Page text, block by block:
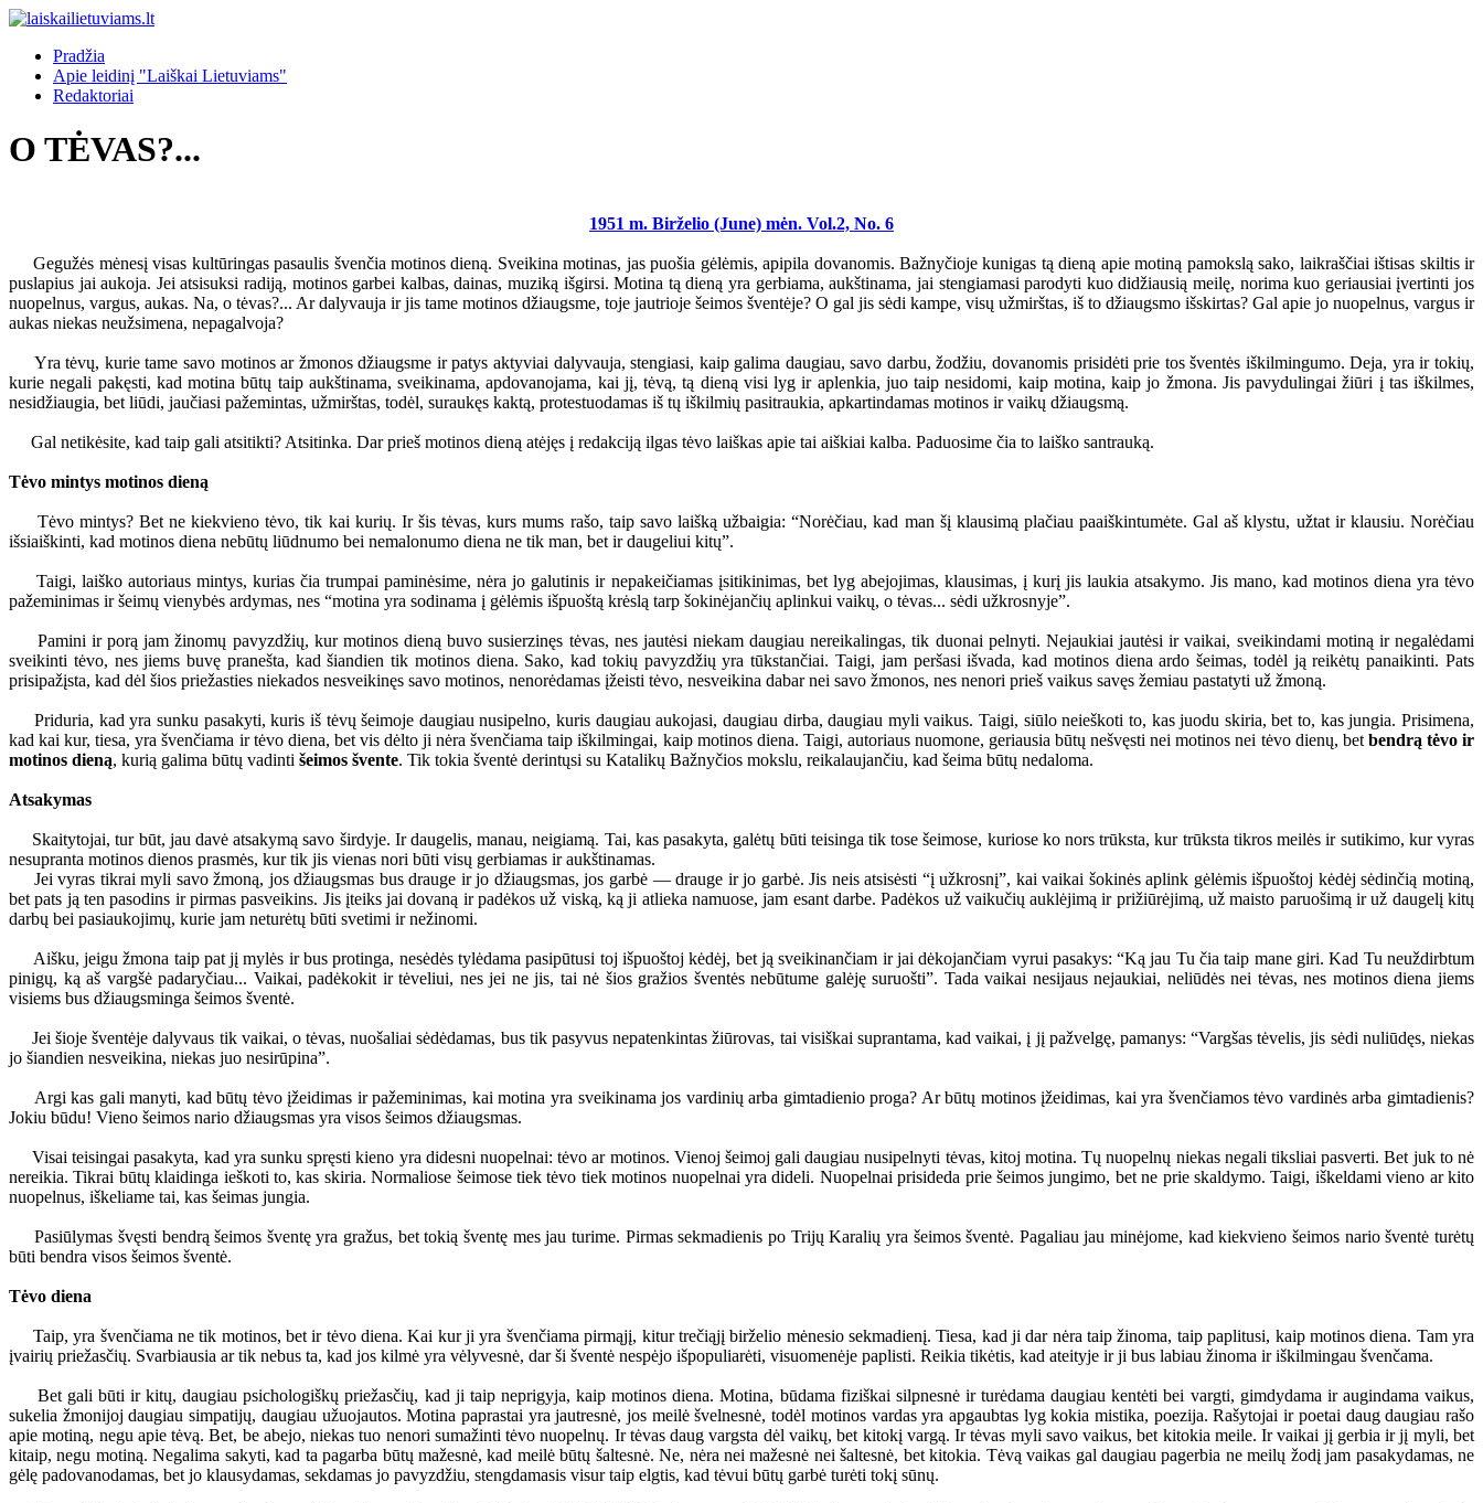
Pradžia
Apie leidinį "Laiškai Lietuviams"
Redaktoriai
O TĖVAS?...
1951 m. Birželio (June) mėn. Vol.2, No. 6
Gegužės mėnesį visas kultūringas pasaulis švenčia motinos dieną. Sveikina motinas, jas puošia gėlėmis, apipila dovanomis. Bažnyčioje kunigas tą dieną apie motiną pamokslą sako, laikraščiai ištisas skiltis ir
puslapius jai aukoja. Jei atsisuksi radiją, motinos garbei kalbas, dainas, muziką išgirsi. Motina tą dieną yra gerbiama, aukštinama, jai stengiamasi parodyti kuo didžiausią meilę, norima kuo geriausiai įvertinti jos
nuopelnus, vargus, aukas. Na, o tėvas?... Ar dalyvauja ir jis tame motinos džiaugsme, toje jautrioje šeimos šventėje? O gal jis sėdi kampe, visų užmirštas, iš to džiaugsmo išskirtas? Gal apie jo nuopelnus, vargus ir
aukas niekas neužsimena, nepagalvoja?
Yra tėvų, kurie tame savo motinos ar žmonos džiaugsme ir patys aktyviai dalyvauja, stengiasi, kaip galima daugiau, savo darbu, žodžiu, dovanomis prisidėti prie tos šventės iškilmingumo. Deja, yra ir tokių,
kurie negali pakęsti, kad motina būtų taip aukštinama, sveikinama, apdovanojama, kai jį, tėvą, tą dieną visi lyg ir aplenkia, juo taip nesidomi, kaip motina, kaip jo žmona. Jis pavydulingai žiūri į tas iškilmes,
nesidžiaugia, bet liūdi, jaučiasi pažemintas, užmirštas, todėl, suraukęs kaktą, protestuodamas iš tų iškilmių pasitraukia, apkartindamas motinos ir vaikų džiaugsmą.
Gal netikėsite, kad taip gali atsitikti? Atsitinka. Dar prieš motinos dieną atėjęs į redakciją ilgas tėvo laiškas apie tai aiškiai kalba. Paduosime čia to laiško santrauką.
Tėvo mintys motinos dieną
Tėvo mintys? Bet ne kiekvieno tėvo, tik kai kurių. Ir šis tėvas, kurs mums rašo, taip savo laišką užbaigia: “Norėčiau, kad man šį klausimą plačiau paaiškintumėte. Gal aš klystu, užtat ir klausiu. Norėčiau
išsiaiškinti, kad motinos diena nebūtų liūdnumo bei nemalonumo diena ne tik man, bet ir daugeliui kitų”.
Taigi, laiško autoriaus mintys, kurias čia trumpai paminėsime, nėra jo galutinis ir nepakeičiamas įsitikinimas, bet lyg abejojimas, klausimas, į kurį jis laukia atsakymo. Jis mano, kad motinos diena yra tėvo
pažeminimas ir šeimų vienybės ardymas, nes “motina yra sodinama į gėlėmis išpuoštą krėslą tarp šokinėjančių aplinkui vaikų, o tėvas... sėdi užkrosnyje”.
Pamini ir porą jam žinomų pavyzdžių, kur motinos dieną buvo susierzinęs tėvas, nes jautėsi niekam daugiau nereikalingas, tik duonai pelnyti. Nejaukiai jautėsi ir vaikai, sveikindami motiną ir negalėdami
sveikinti tėvo, nes jiems buvę pranešta, kad šiandien tik motinos diena. Sako, kad tokių pavyzdžių yra tūkstančiai. Taigi, jam peršasi išvada, kad motinos diena ardo šeimas, todėl ją reikėtų panaikinti. Pats
prisipažįsta, kad dėl šios priežasties niekados nesveikinęs savo motinos, nenorėdamas įžeisti tėvo, nesveikina dabar nei savo žmonos, nes nenori prieš vaikus savęs žemiau pastatyti už žmoną.
Priduria, kad yra sunku pasakyti, kuris iš tėvų šeimoje daugiau nusipelno, kuris daugiau aukojasi, daugiau dirba, daugiau myli vaikus. Taigi, siūlo neieškoti to, kas juodu skiria, bet to, kas jungia. Prisimena,
kad kai kur, tiesa, yra švenčiama ir tėvo diena, bet vis dėlto ji nėra švenčiama taip iškilmingai, kaip motinos diena. Taigi, autoriaus nuomone, geriausia būtų nešvęsti nei motinos nei tėvo dienų, bet bendrą tėvo ir
motinos dieną, kurią galima būtų vadinti šeimos švente. Tik tokia šventė derintųsi su Katalikų Bažnyčios mokslu, reikalaujančiu, kad šeima būtų nedaloma.
Atsakymas
Skaitytojai, tur būt, jau davė atsakymą savo širdyje. Ir daugelis, manau, neigiamą. Tai, kas pasakyta, galėtų būti teisinga tik tose šeimose, kuriose ko nors trūksta, kur trūksta tikros meilės ir sutikimo, kur vyras
nesupranta motinos dienos prasmės, kur tik jis vienas nori būti visų gerbiamas ir aukštinamas.
Jei vyras tikrai myli savo žmoną, jos džiaugsmas bus drauge ir jo džiaugsmas, jos garbė — drauge ir jo garbė. Jis neis atsisėsti “į užkrosnį”, kai vaikai šokinės aplink gėlėmis išpuoštoj kėdėj sėdinčią motiną,
bet pats ją ten pasodins ir pirmas pasveikins. Jis įteiks jai dovaną ir padėkos už viską, ką ji atlieka namuose, jam esant darbe. Padėkos už vaikučių auklėjimą ir prižiūrėjimą, už maisto paruošimą ir už daugelį kitų
darbų bei pasiaukojimų, kurie jam neturėtų būti svetimi ir nežinomi.
Aišku, jeigu žmona taip pat jį mylės ir bus protinga, nesėdės tylėdama pasipūtusi toj išpuoštoj kėdėj, bet ją sveikinančiam ir jai dėkojančiam vyrui pasakys: “Ką jau Tu čia taip mane giri. Kad Tu neuždirbtum
pinigų, ką aš vargšė padaryčiau... Vaikai, padėkokit ir tėveliui, nes jei ne jis, tai nė šios gražios šventės nebūtume galėję suruošti”. Tada vaikai nesijaus nejaukiai, neliūdės nei tėvas, nes motinos diena jiems
visiems bus džiaugsminga šeimos šventė.
Jei šioje šventėje dalyvaus tik vaikai, o tėvas, nuošaliai sėdėdamas, bus tik pasyvus nepatenkintas žiūrovas, tai visiškai suprantama, kad vaikai, į jį pažvelgę, pamanys: “Vargšas tėvelis, jis sėdi nuliūdęs, niekas
jo šiandien nesveikina, niekas juo nesirūpina”.
Argi kas gali manyti, kad būtų tėvo įžeidimas ir pažeminimas, kai motina yra sveikinama jos vardinių arba gimtadienio proga? Ar būtų motinos įžeidimas, kai yra švenčiamos tėvo vardinės arba gimtadienis?
Jokiu būdu! Vieno šeimos nario džiaugsmas yra visos šeimos džiaugsmas.
Visai teisingai pasakyta, kad yra sunku spręsti kieno yra didesni nuopelnai: tėvo ar motinos. Vienoj šeimoj gali daugiau nusipelnyti tėvas, kitoj motina. Tų nuopelnų niekas negali tiksliai pasverti. Bet juk to nė
nereikia. Tikrai būtų klaidinga ieškoti to, kas skiria. Normaliose šeimose tiek tėvo tiek motinos nuopelnai yra dideli. Nuopelnai prisideda prie šeimos jungimo, bet ne prie skaldymo. Taigi, iškeldami vieno ar kito
nuopelnus, iškeliame tai, kas šeimas jungia.
Pasiūlymas švęsti bendrą šeimos šventę yra gražus, bet tokią šventę mes jau turime. Pirmas sekmadienis po Trijų Karalių yra šeimos šventė. Pagaliau jau minėjome, kad kiekvieno šeimos nario šventė turėtų
būti bendra visos šeimos šventė.
Tėvo diena
Taip, yra švenčiama ne tik motinos, bet ir tėvo diena. Kai kur ji yra švenčiama pirmąjį, kitur trečiąjį birželio mėnesio sekmadienį. Tiesa, kad ji dar nėra taip žinoma, taip paplitusi, kaip motinos diena. Tam yra
įvairių priežasčių. Svarbiausia ar tik nebus ta, kad jos kilmė yra vėlyvesnė, dar ši šventė nespėjo išpopuliarėti, visuomenėje paplisti. Reikia tikėtis, kad ateityje ir ji bus labiau žinoma ir iškilmingau švenčama.
Bet gali būti ir kitų, daugiau psichologiškų priežasčių, kad ji taip neprigyja, kaip motinos diena. Motina, būdama fiziškai silpnesnė ir turėdama daugiau kentėti bei vargti, gimdydama ir augindama vaikus,
sukelia žmonijoj daugiau simpatijų, daugiau užuojautos. Motina paprastai yra jautresnė, jos meilė švelnesnė, todėl motinos vardas yra apgaubtas lyg kokia mistika, poezija. Rašytojai ir poetai daug daugiau rašo
apie motiną, negu apie tėvą. Bet, be abejo, niekas tuo nenori sumažinti tėvo nuopelnų. Ir tėvas daug vargsta dėl vaikų, bet kitokį vargą. Ir tėvas myli savo vaikus, bet kitokia meile. Ir vaikai jį gerbia ir jį myli, bet
kitaip, negu motiną. Negalima sakyti, kad ta pagarba būtų mažesnė, kad meilė būtų šaltesnė. Ne, nėra nei mažesnė nei šaltesnė, bet kitokia. Tėvą vaikas gal daugiau pagerbia ne meilų žodį jam pasakydamas, ne
gėlę padovanodamas, bet jo klausydamas, sekdamas jo pavyzdžiu, stengdamasis visur taip elgtis, kad tėvui būtų garbė turėti tokį sūnų.